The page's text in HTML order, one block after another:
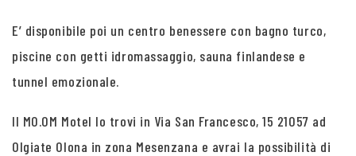
E’ disponibile poi un centro benessere con bagno turco,
piscine con getti idromassaggio, sauna finlandese e
tunnel emozionale.
Il MO.OM Motel lo trovi in Via San Francesco, 15 21057 ad
Olgiate Olona in zona Mesenzana e avrai la possibilità di